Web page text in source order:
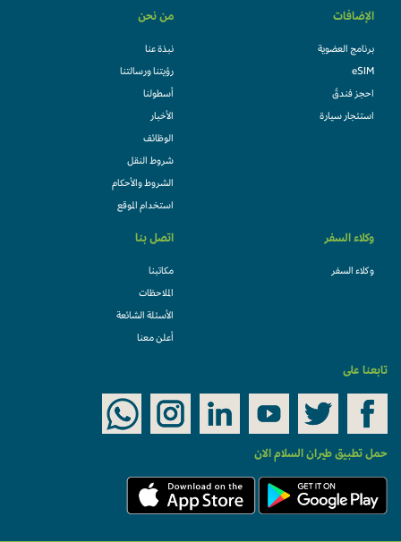
الإضافات
برنامج العضوية
eSIM
احجز فندقً
استئجار سيارة
من نحن
نبذة عنا
رؤيتنا ورسالتنا
أسطولنا
الأخبار
الوظائف
شروط النقل
الشروط والأحكام
استخدام الموقع
وكلاء السفر
وكلاء السفر
اتصل بنا
مكاتبنا
الملاحظات
الأسئلة الشائعة
أعلن معنا
تابعنا على
حمل تطبيق طيران السلام الان